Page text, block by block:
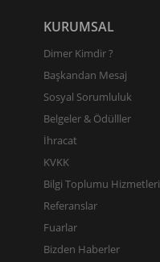
KURUMSAL
Dimer Kimdir ?
Başkandan Mesaj
Sosyal Sorumluluk
Belgeler & Ödülller
İhracat
KVKK
Bilgi Toplumu Hizmetleri
Referanslar
Fuarlar
Bizden Haberler